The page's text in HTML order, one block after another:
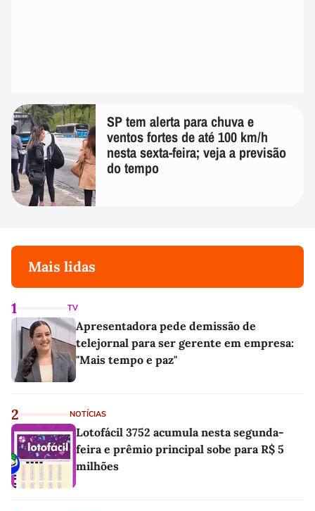
SP tem alerta para chuva e
ventos fortes de até 100 km/h
nesta sexta-feira; veja a previsão
do tempo
Mais lidas
1 TV
Apresentadora pede demissão de
telejornal para ser gerente em empresa:
"Mais tempo e paz"
2 NOTÍCIAS
Lotofácil 3752 acumula nesta segunda-
feira e prêmio principal sobe para R$ 5
milhões